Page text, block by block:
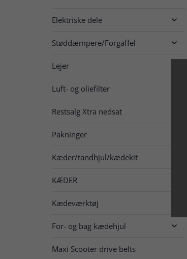
Elektriske dele 
Støddæmpere/Forgaffel 
Lejer
Luft- og oliefilter
Restsalg Xtra nedsat
Pakninger
Kæder/tandhjul/kædekit
KÆDER
Kædeværktøj
For- og bag kædehjul 
Maxi Scooter drive belts